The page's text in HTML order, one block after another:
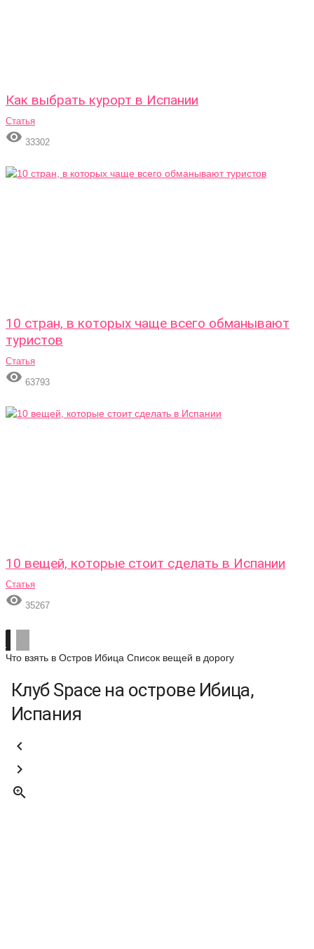
Как выбрать курорт в Испании
Статья
 33302
10 стран, в которых чаще всего обманывают
туристов
Статья
 63793
10 вещей, которые стоит сделать в Испании
Статья
 35267
Что взять в Остров Ибица Список вещей в дорогу
Клуб Space на острове Ибица,
Испания


